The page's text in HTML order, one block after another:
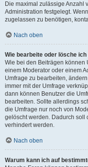
Die maximal zulässige Anzahl
Administration festgelegt.
zugelassen zu benötigen,
Nach oben
Wie bearbeite oder lösche
Wie bei den Beiträgen können
einem Moderator oder einem
Umfrage zu bearbeiten,
immer mit der Umfrage
dann können Benutzer die
bearbeiten. Sollte allerdings
die Umfrage nur noch von
gelöscht werden. Dadurch soll
verhindert werden.
Nach oben
Warum kann ich auf